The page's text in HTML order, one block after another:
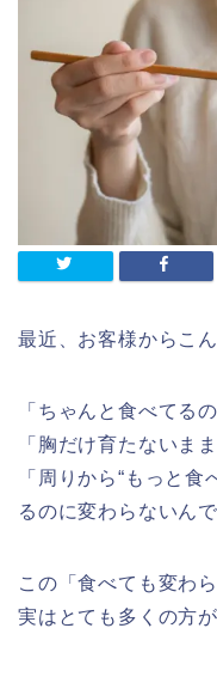
最近、お客様からこ
「ちゃんと食べてる
「胸だけ育たないま
「周りから“もっと
るのに変わらないんで
この「食べても変わ
実はとても多くの方